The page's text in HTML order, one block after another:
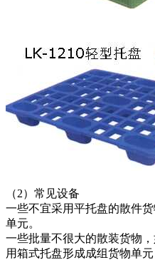
（2）常见设备
一些不宜采用平托盘的散件
单元。
一些批量不很大的散装货物
用箱式托盘形成成组货物单